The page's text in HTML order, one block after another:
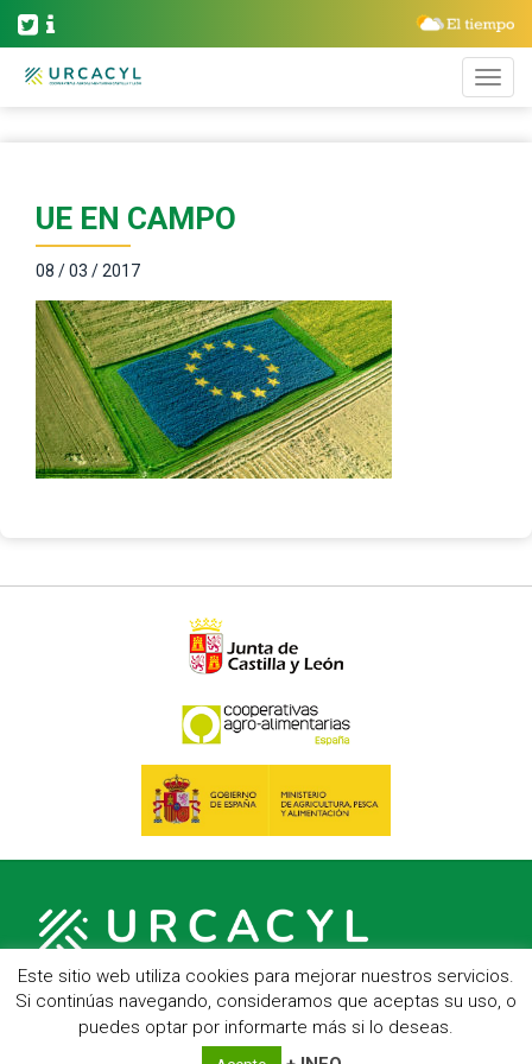
UE EN CAMPO
08 / 03 / 2017
C/ Hípica, 1, entreplanta - 47007 Valladolid
Este sitio web utiliza cookies para mejorar nuestros servicios.
Si continúas navegando, consideramos que aceptas su uso, o
puedes optar por informarte más si lo deseas.